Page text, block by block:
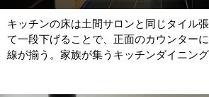
キッチンの床は土間サロンと同じタイル
て一段下げることで、正面のカウンター
線が揃う。家族が集うキッチンダイニング